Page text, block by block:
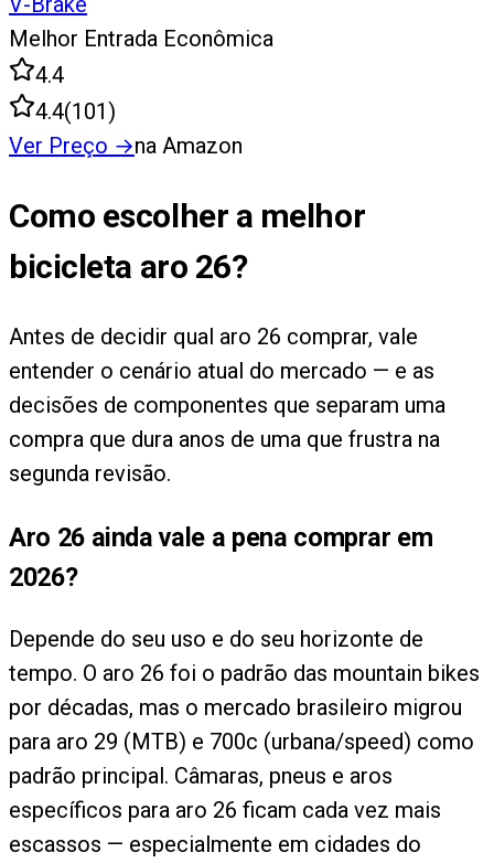
Melhor Entrada Econômica
4.4
4.4(101)
Ver Preço →na Amazon
Como escolher a melhor
bicicleta aro 26?
Antes de decidir qual aro 26 comprar, vale
entender o cenário atual do mercado — e as
decisões de componentes que separam uma
compra que dura anos de uma que frustra na
segunda revisão.
Aro 26 ainda vale a pena comprar em
2026?
Depende do seu uso e do seu horizonte de
tempo. O aro 26 foi o padrão das mountain bikes
por décadas, mas o mercado brasileiro migrou
para aro 29 (MTB) e 700c (urbana/speed) como
padrão principal. Câmaras, pneus e aros
específicos para aro 26 ficam cada vez mais
escassos — especialmente em cidades do